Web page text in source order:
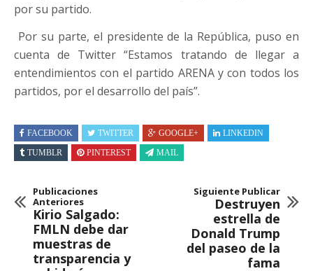
por su partido.
Por su parte, el presidente de la República, puso en
cuenta de Twitter “Estamos tratando de llegar a
entendimientos con el partido ARENA y con todos los
partidos, por el desarrollo del país”.
FACEBOOK TWITTER GOOGLE+
LINKEDIN
TUMBLR
PINTEREST MAIL
Publicaciones
Anteriores
Kirio Salgado:
FMLN debe dar
muestras de
transparencia y
Siguiente Publicar
Destruyen
estrella de
Donald Trump
del paseo de la
fama